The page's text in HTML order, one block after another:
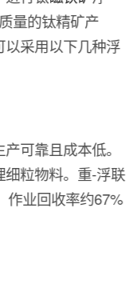
量的钛精矿产
采用以下几种浮
可靠且成本低。
粒物料。重-浮联
作业回收率约67%